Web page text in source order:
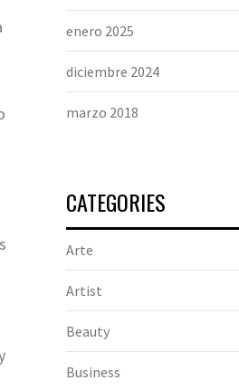
enero 2025
diciembre 2024
marzo 2018
CATEGORIES
Arte
Artist
Beauty
Business